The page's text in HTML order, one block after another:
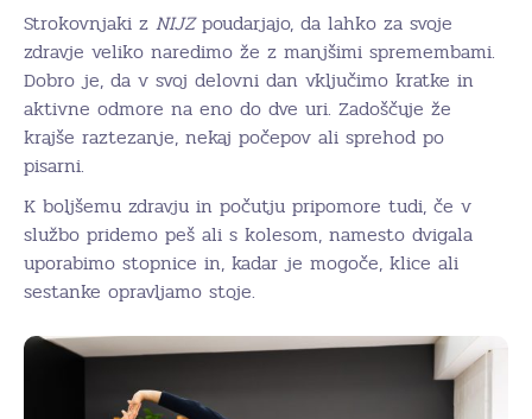
Strokovnjaki z NIJZpoudarjajo, da lahko za svoje
zdravje veliko naredimo že z manjšimi spremembami.
Dobro je, da v svoj delovni dan vključimo kratke in
aktivne odmore na eno do dve uri. Zadoščuje že
krajše raztezanje, nekaj počepov ali sprehod po
pisarni.
K boljšemu zdravju in počutju pripomore tudi, če v
službo pridemo peš ali s kolesom, namesto dvigala
uporabimo stopnice in, kadar je mogoče, klice ali
sestanke opravljamo stoje.